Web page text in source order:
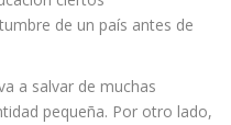
de un país antes de
a salvar de muchas
pequeña. Por otro lado,